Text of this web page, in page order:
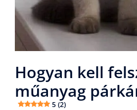
Hogyan kell
műanyag
5 (2)